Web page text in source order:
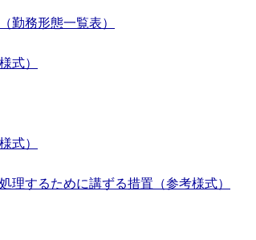
勤務形態一覧表）
式）
式）
理するために講ずる措置（参考様式）